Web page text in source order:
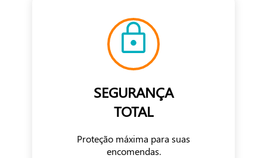
SEGURANÇA
TOTAL
Proteção máxima para suas
encomendas.